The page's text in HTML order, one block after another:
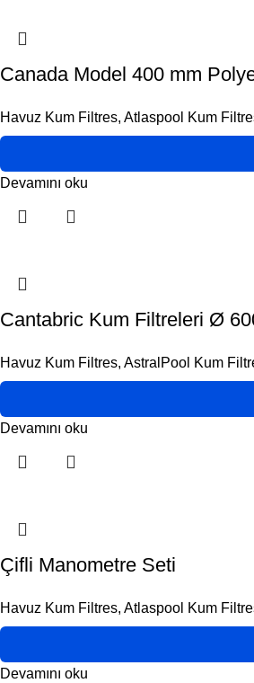
Canada Model 400 mm
Havuz Kum Filtres, Atlaspool Kum
Devamını oku
Cantabric Kum Filtreleri Ø
Havuz Kum Filtres, AstralPool Kum
Devamını oku
Çifli Manometre Seti
Havuz Kum Filtres, Atlaspool Kum
Devamını oku